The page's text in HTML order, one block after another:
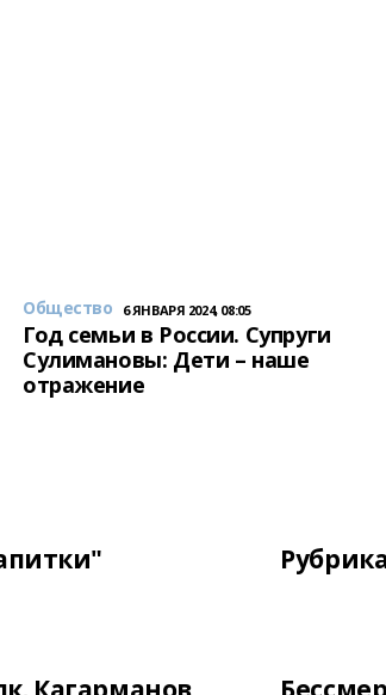
Общество 6 ЯНВАРЯ 2024, 08:05
Год семьи в России. Супруги
Сулимановы: Дети – наше
отражение